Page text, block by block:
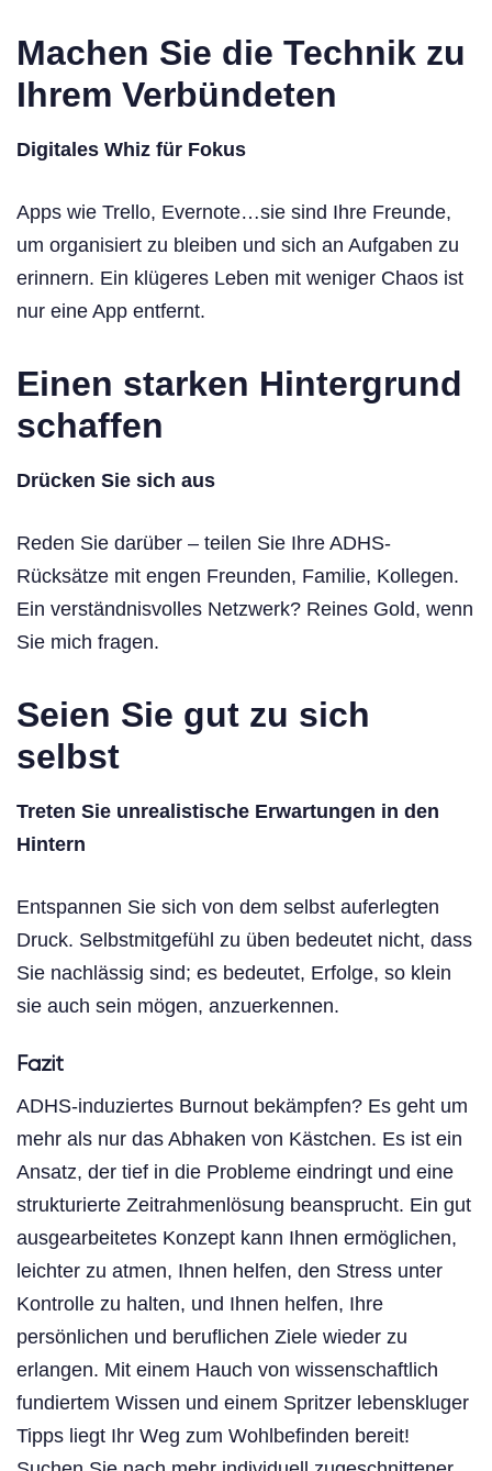
Machen Sie die Technik zu
Ihrem Verbündeten
Digitales Whiz für Fokus
Apps wie Trello, Evernote…sie sind Ihre Freunde,
um organisiert zu bleiben und sich an Aufgaben zu
erinnern. Ein klügeres Leben mit weniger Chaos ist
nur eine App entfernt.
Einen starken Hintergrund
schaffen
Drücken Sie sich aus
Reden Sie darüber – teilen Sie Ihre ADHS-
Rücksätze mit engen Freunden, Familie, Kollegen.
Ein verständnisvolles Netzwerk? Reines Gold, wenn
Sie mich fragen.
Seien Sie gut zu sich
selbst
Treten Sie unrealistische Erwartungen in den
Hintern
Entspannen Sie sich von dem selbst auferlegten
Druck. Selbstmitgefühl zu üben bedeutet nicht, dass
Sie nachlässig sind; es bedeutet, Erfolge, so klein
sie auch sein mögen, anzuerkennen.
Fazit
ADHS-induziertes Burnout bekämpfen? Es geht um
mehr als nur das Abhaken von Kästchen. Es ist ein
Ansatz, der tief in die Probleme eindringt und eine
strukturierte Zeitrahmenlösung beansprucht. Ein gut
ausgearbeitetes Konzept kann Ihnen ermöglichen,
leichter zu atmen, Ihnen helfen, den Stress unter
Kontrolle zu halten, und Ihnen helfen, Ihre
persönlichen und beruflichen Ziele wieder zu
erlangen. Mit einem Hauch von wissenschaftlich
fundiertem Wissen und einem Spritzer lebenskluger
Tipps liegt Ihr Weg zum Wohlbefinden bereit!